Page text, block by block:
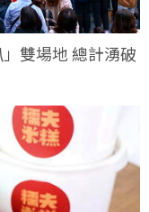
雙場地 總計湧破